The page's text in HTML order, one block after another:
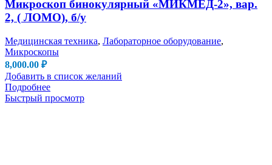
Микроскоп бинокулярный «МИКМЕД-2», вар.
2, ( ЛОМО), б/у
Медицинская техника, Лабораторное оборудование,
Микроскопы
8,000.00 ₽
Добавить в список желаний
Подробнее
Быстрый просмотр